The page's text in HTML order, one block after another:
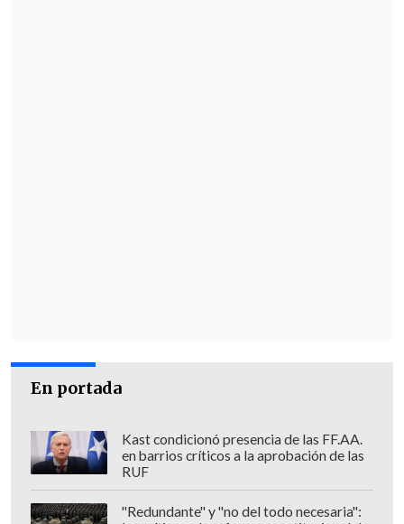
En portada
Kast condicionó presencia de las FF.AA.
en barrios críticos a la aprobación de las
RUF
"Redundante" y "no del todo necesaria":